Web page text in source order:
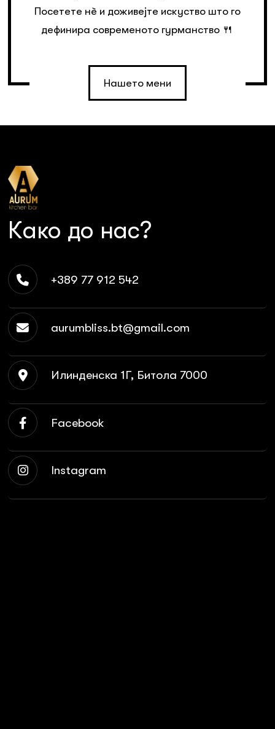
Нашето мени
Посетете нè и доживејте искуство што го
дефинира современото гурманство 🍴
Како до нас?
+389 77 912 542
aurumbliss.bt@gmail.com
Илинденска 1Г, Битола 7000
Facebook
Instagram